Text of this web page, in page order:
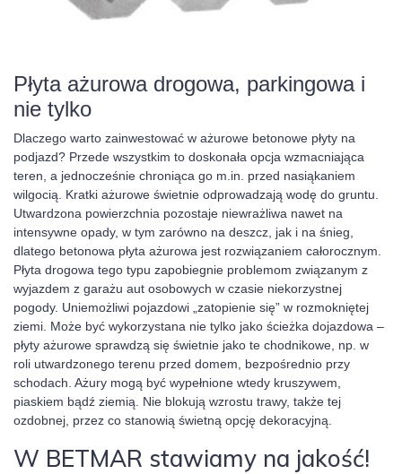
Płyta ażurowa drogowa, parkingowa i
nie tylko
Dlaczego warto zainwestować w ażurowe betonowe płyty na
podjazd? Przede wszystkim to doskonała opcja wzmacniająca
teren, a jednocześnie chroniąca go m.in. przed nasiąkaniem
wilgocią. Kratki ażurowe świetnie odprowadzają wodę do gruntu.
Utwardzona powierzchnia pozostaje niewrażliwa nawet na
intensywne opady, w tym zarówno na deszcz, jak i na śnieg,
dlatego betonowa płyta ażurowa jest rozwiązaniem całorocznym.
Płyta drogowa tego typu zapobiegnie problemom związanym z
wyjazdem z garażu aut osobowych w czasie niekorzystnej
pogody. Uniemożliwi pojazdowi „zatopienie się” w rozmokniętej
ziemi. Może być wykorzystana nie tylko jako ścieżka dojazdowa –
płyty ażurowe sprawdzą się świetnie jako te chodnikowe, np. w
roli utwardzonego terenu przed domem, bezpośrednio przy
schodach. Ażury mogą być wypełnione wtedy kruszywem,
piaskiem bądź ziemią. Nie blokują wzrostu trawy, także tej
ozdobnej, przez co stanowią świetną opcję dekoracyjną.
W BETMAR stawiamy na jakość!